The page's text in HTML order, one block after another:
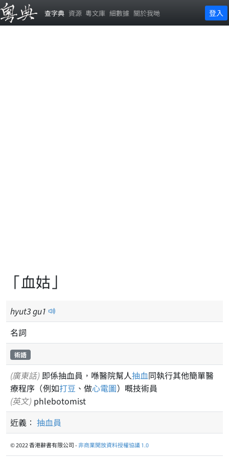
查字典 資源 粵文庫 細數據 關於我哋 登入
「血姑」
hyut3gu1
名詞
術語
(廣東話) 即係抽血員，喺醫院幫人抽血同執行其他簡單醫
療程序（例如打豆 、做心電圖）嘅技術員
(英文) phlebotomist
近義： 抽血員
© 2022 香港辭書有限公司 -非商業開放資料授權協議 1.0